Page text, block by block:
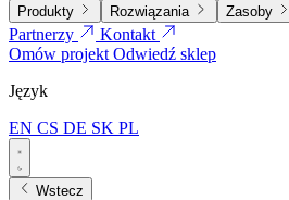
Produkty Rozwiązania Zasoby
Partnerzy
Kontakt
Omów projektOdwiedź sklep
Język
EN CS DE SK PL
Wstecz